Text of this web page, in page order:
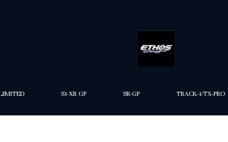
S1-XR GP SR-GP TRACK-1/TX-PRO